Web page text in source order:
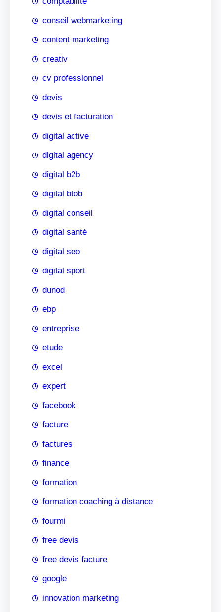
conseil webmarketing
content marketing
creativ
cv professionnel
devis
devis et facturation
digital active
digital agency
digital b2b
digital btob
digital conseil
digital santé
digital seo
digital sport
dunod
ebp
entreprise
etude
excel
expert
facebook
facture
factures
finance
formation
formation coaching à distance
fourmi
free devis
free devis facture
google
innovation marketing